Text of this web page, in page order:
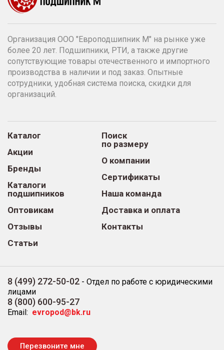
Организация ООО "Европодшипник М" на рынке уже
более 20 лет. Подшипники, РТИ, а также другие
сопутствующие товары отечественного и импортного
производства в наличии и под заказ. Опытные
сотрудники, удобная система поиска, скидки для
организаций.
Каталог
Акции
Бренды
Каталоги
подшипников
Оптовикам
Отзывы
Статьи
Поиск
по размеру
О компании
Сертификаты
Наша команда
Доставка и оплата
Контакты
8 (499) 272-50-02 - Отдел по работе с юридическими
лицами
8 (800) 600-95-27
Email: evropod@bk.ru
Перезвоните мне